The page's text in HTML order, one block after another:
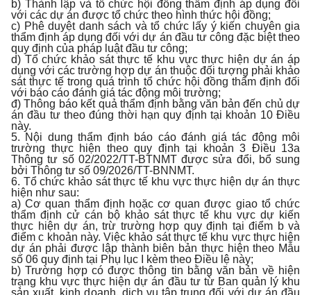
b) Thành lập và tổ chức hội đồng thẩm định áp dụng đối
với các dự án được tổ chức theo hình thức hội đồng;
c) Phê duyệt danh sách và tổ chức lấy ý kiến chuyên gia
thẩm định áp dụng đối với dự án đầu tư công đặc biệt theo
quy định của pháp luật đầu tư công;
d) Tổ chức khảo sát thực tế khu vực thực hiện dự án áp
dụng với các trường hợp dự án thuộc đối tượng phải khảo
sát thực tế trong quá trình tổ chức hội đồng thẩm định đối
với báo cáo đánh giá tác động môi trường;
đ) Thông báo kết quả thẩm định bằng văn bản đến chủ dự
án đầu tư theo đúng thời hạn quy định tại khoản 10 Điều
này.
5. Nội dung thẩm định báo cáo đánh giá tác động môi
trường thực hiện theo quy định tại khoản 3 Điều 13a
Thông tư số 02/2022/TT-BTNMT được sửa đổi, bổ sung
bởi Thông tư số 09/2026/TT-BNNMT.
6. Tổ chức khảo sát thực tế khu vực thực hiện dự án thực
hiện như sau:
a) Cơ quan thẩm định hoặc cơ quan được giao tổ chức
thẩm định cử cán bộ khảo sát thực tế khu vực dự kiến
thực hiện dự án, trừ trường hợp quy định tại điểm b và
điểm c khoản này. Việc khảo sát thực tế khu vực thực hiện
dự án phải được lập thành biên bản thực hiện theo Mẫu
số 06 quy định tại Phụ lục I kèm theo Điều lệ này;
b) Trường hợp có được thông tin bằng văn bản về hiện
trạng khu vực thực hiện dự án đầu tư từ Ban quản lý khu
sản xuất, kinh doanh, dịch vụ tập trung đối với dự án đầu